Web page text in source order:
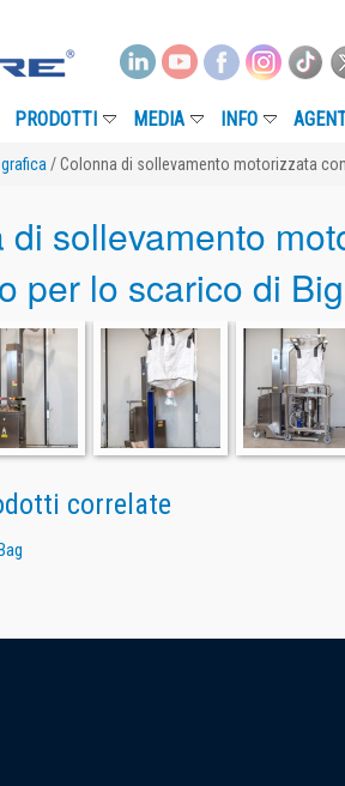
PRODOTTI MEDIA INFO
/ Colonna di sollevamento motorizzata
di sollevamento
per lo scarico di
correlate